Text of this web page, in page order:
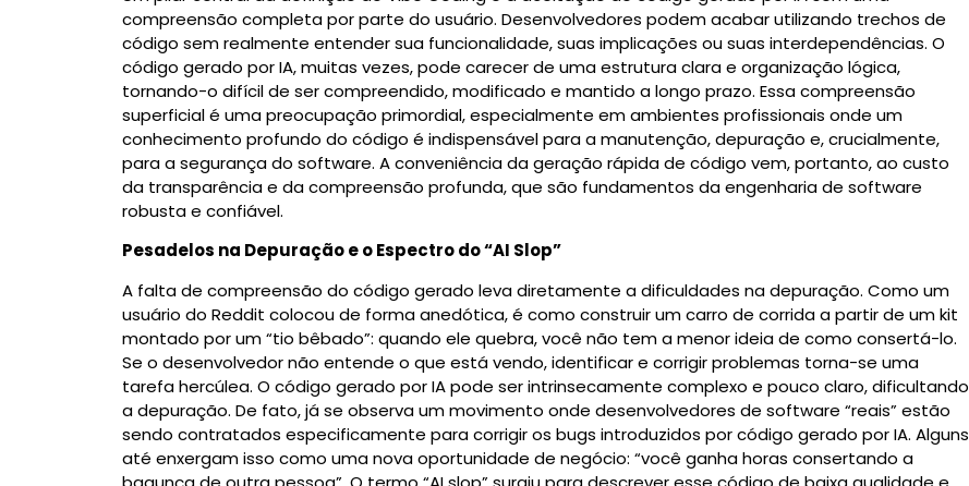
compreensão completa por parte do usuário. Desenvolvedores podem acabar utilizando trechos de
código sem realmente entender sua funcionalidade, suas implicações ou suas interdependências. O
código gerado por IA, muitas vezes, pode carecer de uma estrutura clara e organização lógica,
tornando-o difícil de ser compreendido, modificado e mantido a longo prazo. Essa compreensão
superficial é uma preocupação primordial, especialmente em ambientes profissionais onde um
conhecimento profundo do código é indispensável para a manutenção, depuração e, crucialmente,
para a segurança do software. A conveniência da geração rápida de código vem, portanto, ao custo
da transparência e da compreensão profunda, que são fundamentos da engenharia de software
robusta e confiável.
Pesadelos na Depuração e o Espectro do “AI Slop”
A falta de compreensão do código gerado leva diretamente a dificuldades na depuração. Como um
usuário do Reddit colocou de forma anedótica, é como construir um carro de corrida a partir de um kit
montado por um “tio bêbado”: quando ele quebra, você não tem a menor ideia de como consertá-lo.
Se o desenvolvedor não entende o que está vendo, identificar e corrigir problemas torna-se uma
tarefa hercúlea. O código gerado por IA pode ser intrinsecamente complexo e pouco claro, dificultando
a depuração. De fato, já se observa um movimento onde desenvolvedores de software “reais” estão
sendo contratados especificamente para corrigir os bugs introduzidos por código gerado por IA. Alguns
até enxergam isso como uma nova oportunidade de negócio: “você ganha horas consertando a